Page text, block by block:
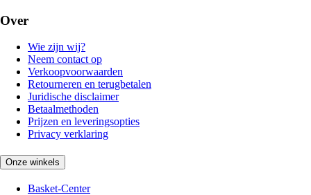
Over
Wie zijn wij?
Neem contact op
Verkoopvoorwaarden
Retourneren en terugbetalen
Juridische disclaimer
Betaalmethoden
Prijzen en leveringsopties
Privacy verklaring
Onze winkels
Basket-Center